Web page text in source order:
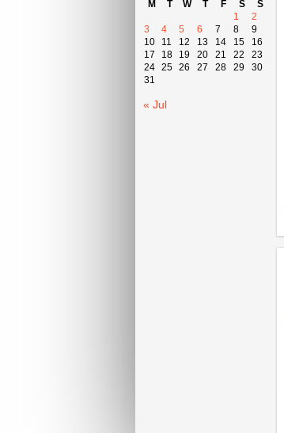
M
T W T F S
S
1
2
3
4 5 6 7 8
9
10
11 12 13 14 15
16
17
18 19 20 21 22
23
24 25 26 27 28 29
30
31
« Jul